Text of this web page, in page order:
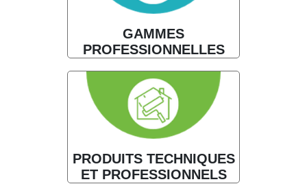
GAMMES
PROFESSIONNELLES
PRODUITS TECHNIQUES
ET PROFESSIONNELS